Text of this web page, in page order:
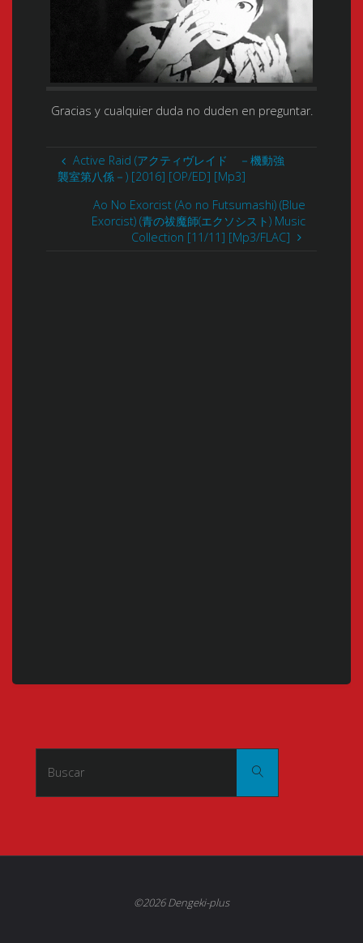
Gracias y cualquier duda no duden en preguntar.
Active Raid (アクティヴレイド －機動強
襲室第八係－) [2016] [OP/ED] [Mp3]
Ao No Exorcist (Ao no Futsumashi) (Blue
Exorcist) (青の祓魔師(エクソシスト) Music
Collection [11/11] [Mp3/FLAC]
Buscar
©2026 Dengeki-plus